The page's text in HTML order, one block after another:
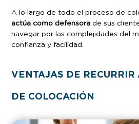
A lo largo de todo el proceso de
actúa como defensora de sus
navegar por las complejidades del
confianza y facilidad.
VENTAJAS DE RECURRIR
DE COLOCACIÓN